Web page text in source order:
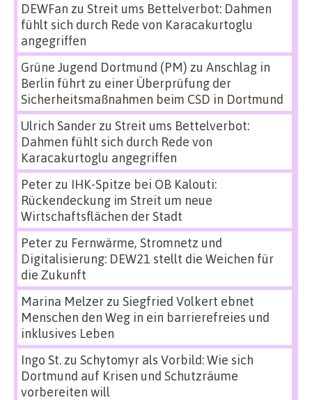
DEWFan zu Streit ums Bettelverbot: Dahmen
fühlt sich durch Rede von Karacakurtoglu
angegriffen
Grüne Jugend Dortmund (PM) zu Anschlag in
Berlin führt zu einer Überprüfung der
Sicherheitsmaßnahmen beim CSD in Dortmund
Ulrich Sanderzu Streit ums Bettelverbot:
Dahmen fühlt sich durch Rede von
Karacakurtoglu angegriffen
Peterzu IHK-Spitze bei OB Kalouti:
Rückendeckung im Streit um neue
Wirtschaftsflächen der Stadt
Peterzu Fernwärme, Stromnetz und
Digitalisierung: DEW21 stellt die Weichen für
die Zukunft
Marina Melzerzu Siegfried Volkert ebnet
Menschen den Weg in ein barrierefreies und
inklusives Leben
Ingo St.zu Schytomyr als Vorbild: Wie sich
Dortmund auf Krisen und Schutzräume
vorbereiten will